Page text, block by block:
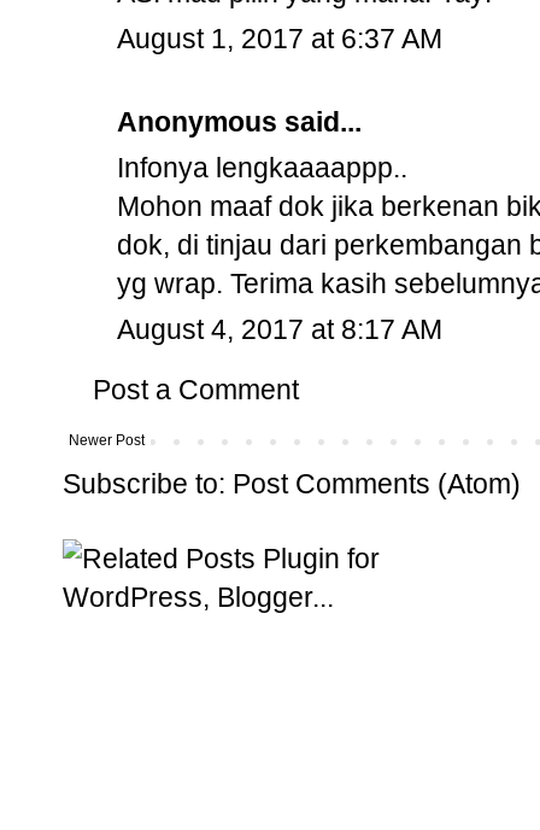
August 1, 2017 at 6:37 AM
Anonymous said...
Infonya lengkaaaappp..
Mohon maaf dok jika berkenan
dok, di tinjau dari perkembangan
yg wrap. Terima kasih
August 4, 2017 at 8:17 AM
Post a Comment
Newer Post
Subscribe to: Post Comments (Atom)